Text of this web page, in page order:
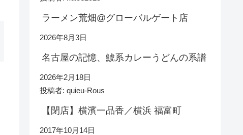
ラーメン荒畑@グローバルゲート店
2026年8月3日
名古屋の記憶、鯱系カレーうどんの系譜
2026年2月18日
投稿者: quieu-Rous
【閉店】横濱一品香／横浜 福富町
2017年10月14日